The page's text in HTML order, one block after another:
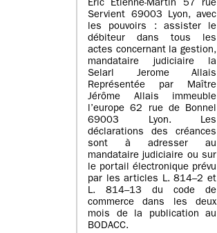
Eric Etienne-Martin 57 rue
Servient 69003 Lyon, avec
les pouvoirs : assister le
débiteur dans tous les
actes concernant la gestion,
mandataire judiciaire la
Selarl Jerome Allais
Représentée par Maître
Jérôme Allais immeuble
l’europe 62 rue de Bonnel
69003 Lyon. Les
déclarations des créances
sont à adresser au
mandataire judiciaire ou sur
le portail électronique prévu
par les articles L. 814–2 et
L. 814–13 du code de
commerce dans les deux
mois de la publication au
BODACC.